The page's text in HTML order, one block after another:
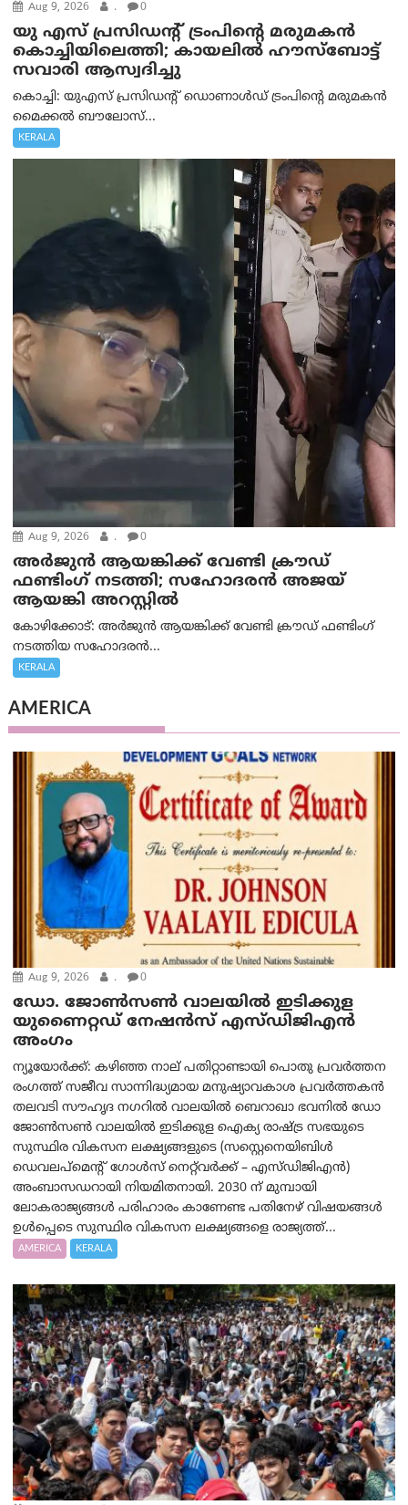
Aug 9, 2026 . 0
യു എസ് പ്രസിഡന്റ് ട്രംപിന്റെ മരുമകൻ
കൊച്ചിയിലെത്തി; കായലിൽ ഹൗസ്ബോട്ട്
സവാരി ആസ്വദിച്ചു
കൊച്ചി: യുഎസ് പ്രസിഡന്റ് ഡൊണാൾഡ് ട്രംപിന്റെ മരുമകൻ
മൈക്കൽ ബൗലോസ്...
KERALA
Aug 9, 2026 . 0
അർജുൻ ആയങ്കിക്ക് വേണ്ടി ക്രൗഡ്
ഫണ്ടിംഗ് നടത്തി; സഹോദരന്‍ അജയ്
ആയങ്കി അറസ്റ്റിൽ
കോഴിക്കോട്: അർജുൻ ആയങ്കിക്ക് വേണ്ടി ക്രൗഡ് ഫണ്ടിംഗ്
നടത്തിയ സഹോദരന്‍...
KERALA
AMERICA
Aug 9, 2026 . 0
ഡോ. ജോൺസൺ വാലയിൽ ഇടിക്കുള
യുണൈറ്റഡ് നേഷൻസ് എസ്ഡിജിഎൻ
അംഗം
ന്യൂയോര്‍ക്ക്: കഴിഞ്ഞ നാല് പതിറ്റാണ്ടായി പൊതു പ്രവർത്തന
രംഗത്ത് സജീവ സാന്നിദ്ധ്യമായ മനുഷ്യാവകാശ പ്രവർത്തകൻ
തലവടി സൗഹൃദ നഗറിൽ വാലയിൽ ബെറാഖാ ഭവനിൽ ഡോ
ജോൺസൺ വാലയിൽ ഇടിക്കുള ഐക്യ രാഷ്ട്ര സഭയുടെ
സുസ്ഥിര വികസന ലക്ഷ്യങ്ങളുടെ (സസ്റ്റെനെയിബിൾ
ഡെവലപ്‌മെന്റ് ഗോൾസ് നെറ്റ്‌വർക്ക് – എസ്ഡിജിഎൻ)
അംബാസഡറായി നിയമിതനായി. 2030 ന് മുമ്പായി
ലോകരാജ്യങ്ങൾ പരിഹാരം കാണേണ്ട പതിനേഴ് വിഷയങ്ങൾ
ഉൾപ്പെടെ സുസ്ഥിര വികസന ലക്ഷ്യങ്ങളെ രാജ്യത്ത്...
AMERICA KERALA